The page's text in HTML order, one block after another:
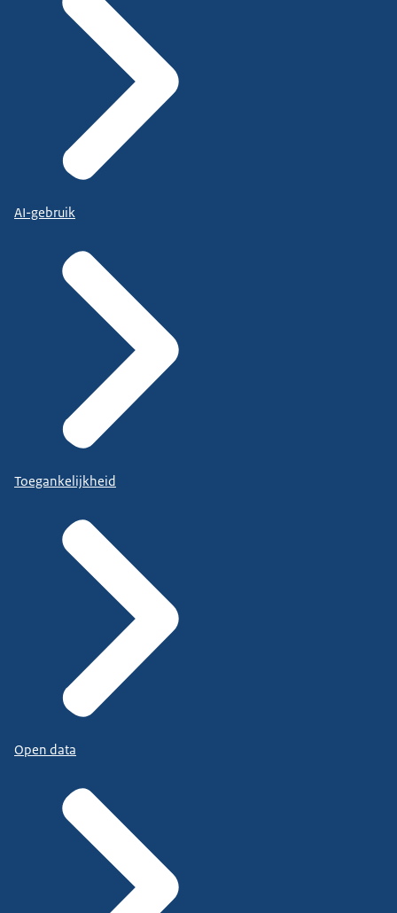
AI-gebruik
Toegankelijkheid
Open data